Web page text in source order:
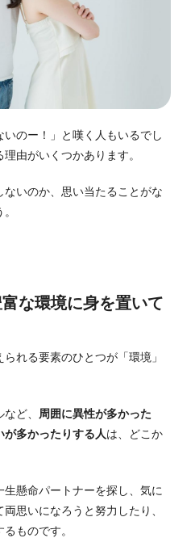
いのー！」と嘆く人もいるでし
由がいくつかあります。
いのか、思い当たることがな
な環境に身を置いて
れる要素のひとつが「環境」
ど、 周囲に異性が多かった
が多かったりする人は、どこか
懸命パートナーを探し、気に
思いになろうと努力したり、
ものです。